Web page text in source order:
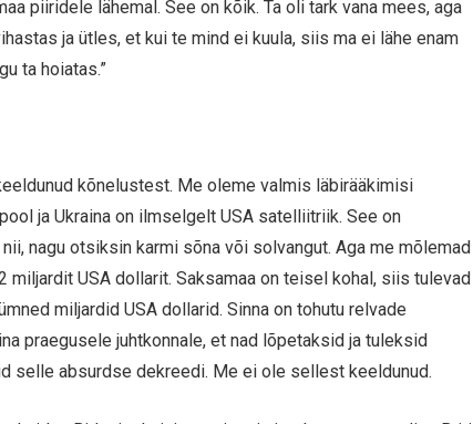
piiridele lähemal. See on kõik. Ta oli tark vana mees, aga
ja ütles, et kui te mind ei kuula, siis ma ei lähe enam
ta hoiatas.”
kõnelustest. Me oleme valmis läbirääkimisi
ja Ukraina on ilmselgelt USA satelliitriik. See on
nagu otsiksin karmi sõna või solvangut. Aga me mõlemad
miljardit USA dollarit. Saksamaa on teisel kohal, siis tulevad
miljardid USA dollarid. Sinna on tohutu relvade
praegusele juhtkonnale, et nad lõpetaksid ja tuleksid
selle absurdse dekreedi. Me ei ole sellest keeldunud.